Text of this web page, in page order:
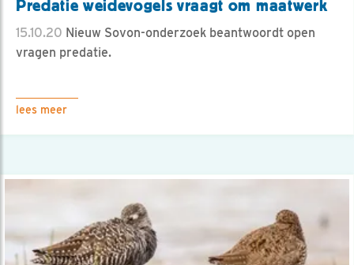
Predatie weidevogels vraagt om maatwerk
15.10.20 Nieuw Sovon-onderzoek beantwoordt open
vragen predatie.
lees meer